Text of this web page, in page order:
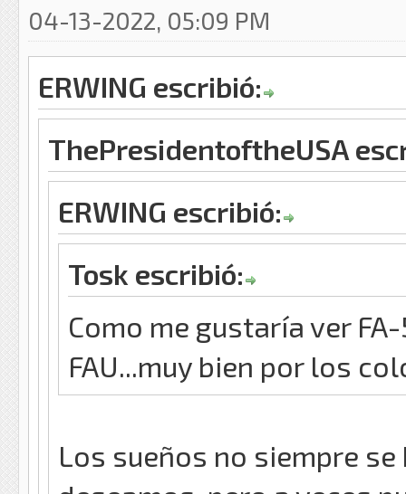
04-13-2022, 05:09 PM
ERWING escribió:
ThePresidentoftheUSA
ERWING escribió:
Tosk escribió:
Como me gustaría ver
FAU...muy bien por los
Los sueños no siempre